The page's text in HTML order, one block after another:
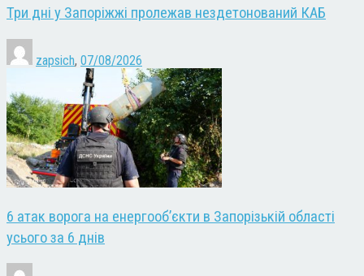
Три дні у Запоріжжі пролежав нездетонований КАБ
zapsich, 07/08/2026
6 атак ворога на енергооб’єкти в Запорізькій області
усього за 6 днів